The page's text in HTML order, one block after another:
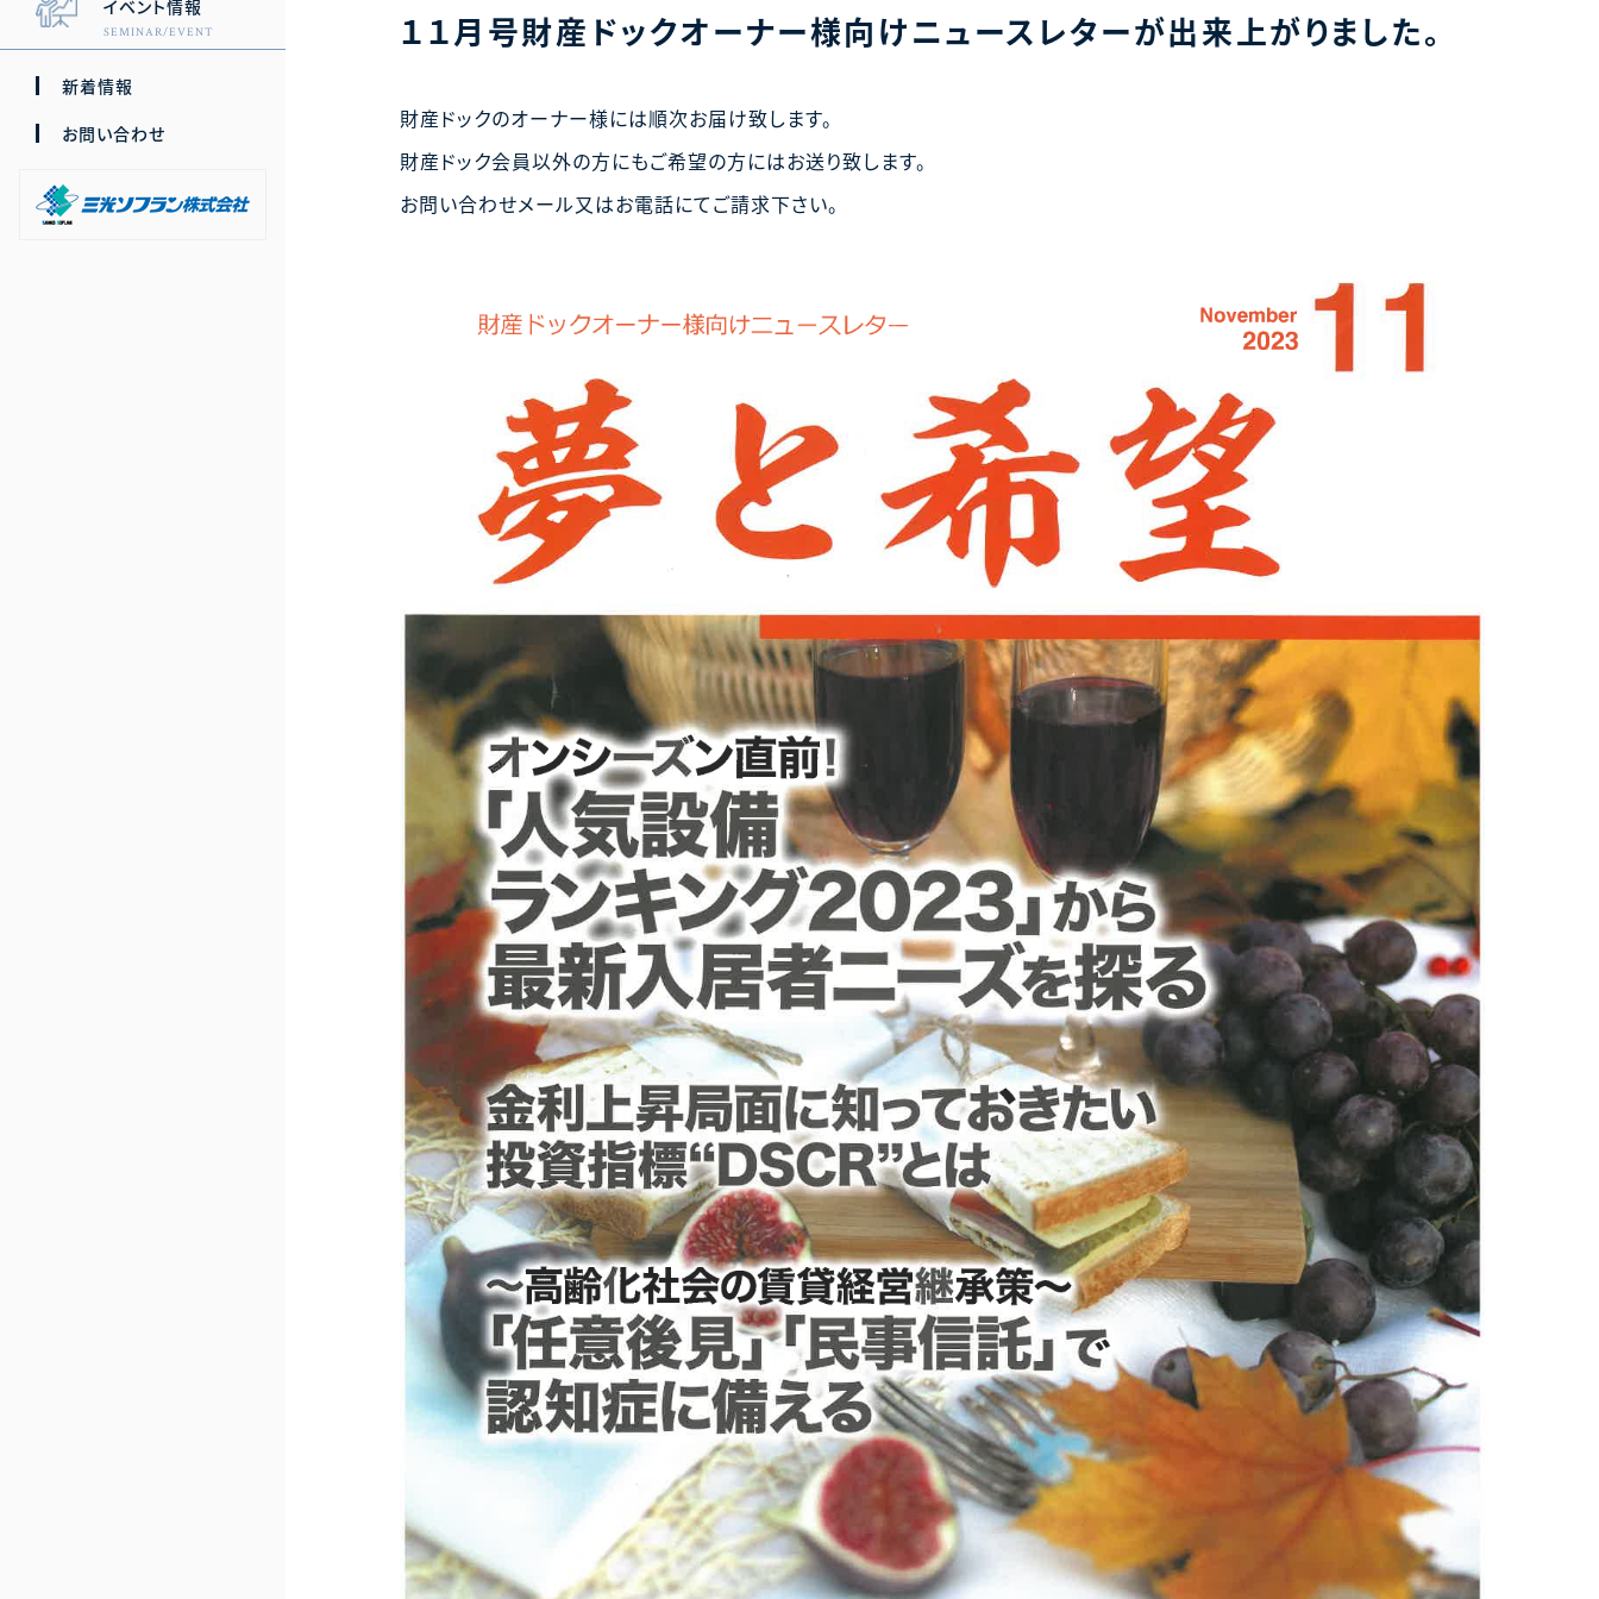
イベント情報
SEMINAR/EVENT
新着情報
お問い合わせ
１１月号財産ドックオーナー様向けニュースレターが出来上がりました。
財産ドックのオーナー様には順次お届け致します。
財産ドック会員以外の方にもご希望の方にはお送り致します。
お問い合わせメール又はお電話にてご請求下さい。